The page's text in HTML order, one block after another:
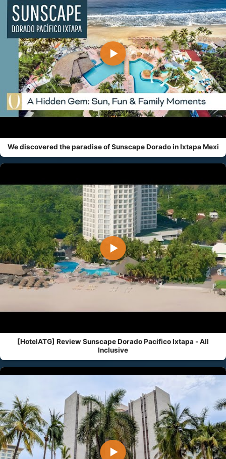
▶
We discovered the paradise of Sunscape Dorado in Ixtapa Mexi
▶
[HotelATG] Review Sunscape Dorado Pacifico Ixtapa - All
Inclusive
▶